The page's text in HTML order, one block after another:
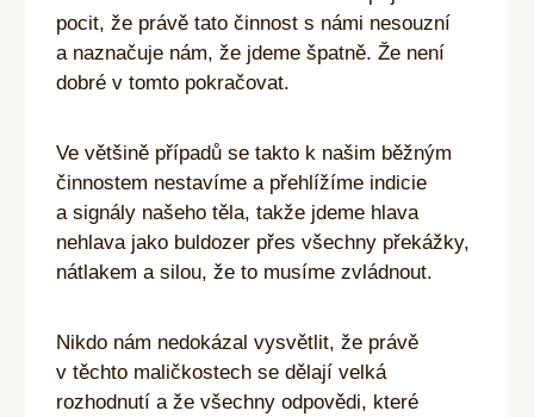
pocit, že právě tato činnost s námi nesouzní
a naznačuje nám, že jdeme špatně. Že není
dobré v tomto pokračovat.
Ve většině případů se takto k našim běžným
činnostem nestavíme a přehlížíme indicie
a signály našeho těla, takže jdeme hlava
nehlava jako buldozer přes všechny překážky,
nátlakem a silou, že to musíme zvládnout.
Nikdo nám nedokázal vysvětlit, že právě
v těchto maličkostech se dělají velká
rozhodnutí a že všechny odpovědi, které